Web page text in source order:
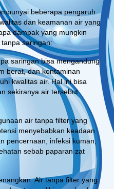
beberapa pengaruh
dan keamanan air yang
dampak yang mungkin
saringan:
saringan bisa mengandung
berat, dan kontaminan
kwalitas air. Hal ini bisa
sekiranya air tersebut
air tanpa filter yang
menyebabkan keadaan
pencernaan, infeksi kuman,
sebab paparan zat
Air tanpa filter yang